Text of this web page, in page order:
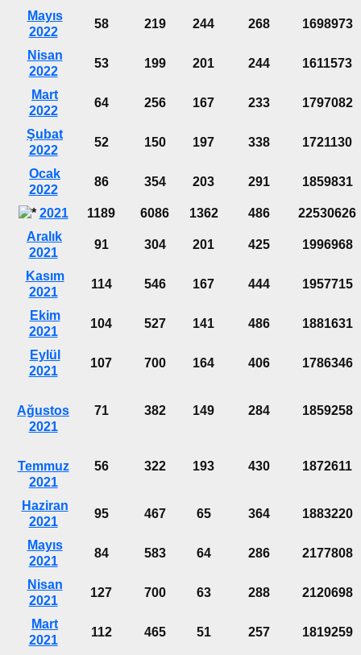
Mayıs
2022
58 219 244 268 1698973
Nisan
2022
53 199 201 244 1611573
Mart
2022
64 256 167 233 1797082
Şubat
2022
52 150 197 338 1721130
Ocak
2022
86 354 203 291 1859831
2021 1189 6086 1362 486
22530626
Aralık
2021
91 304 201 425 1996968
Kasım
2021
114 546 167 444 1957715
Ekim
2021
104 527 141 486 1881631
Eylül
2021
107 700 164 406 1786346
Ağustos
2021
71 382 149 284 1859258
Temmuz
2021
56 322 193 430 1872611
Haziran
2021
95 467 65 364 1883220
Mayıs
2021
84 583 64 286 2177808
Nisan
2021
127 700 63 288 2120698
Mart
2021
112 465 51 257 1819259